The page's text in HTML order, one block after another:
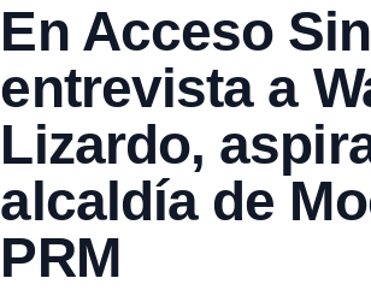
En Acceso
entrevista a
Lizardo,
alcaldía de
PRM